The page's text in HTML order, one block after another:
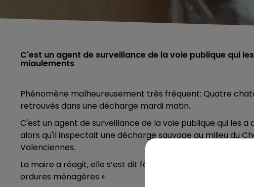
C'est un agent de surveillance de la voie publique qui
miaulements
Phénomène malheureusement très fréquent: Quatre
retrouvés dans une décharge mardi matin.
C'est un agent de surveillance de la voie publique qui les
alors qu'il inspectait une décharge sauvage au milieu du
Valenciennes.
La maire a réagit, elle s’est dit fâché à l’encontre les
ordures ménagères »